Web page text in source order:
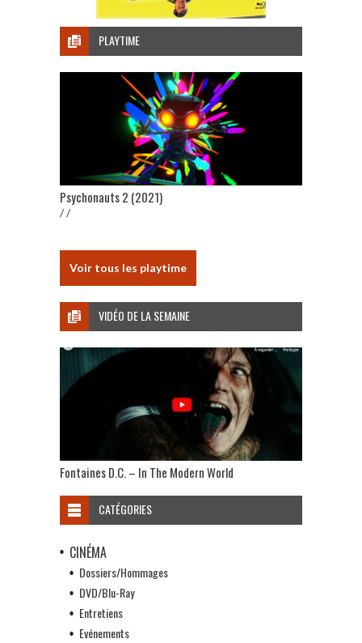
PLAYTIME
Psychonauts 2 (2021)
/ /
Voir tous les playtime
VIDÉO DE LA SEMAINE
Fontaines D.C. – In The Modern World
CATÉGORIES
CINÉMA
Dossiers/Hommages
DVD/Blu-Ray
Entretiens
Evénements